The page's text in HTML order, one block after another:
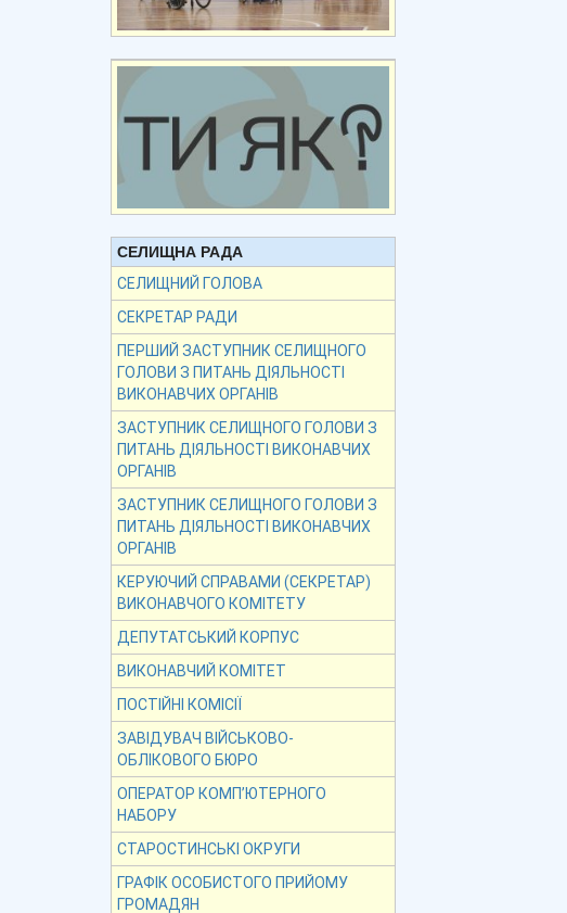
СЕЛИЩНА РАДА
СЕЛИЩНИЙ ГОЛОВА
СЕКРЕТАР РАДИ
ПЕРШИЙ ЗАСТУПНИК СЕЛИЩНОГО
ГОЛОВИ З ПИТАНЬ ДІЯЛЬНОСТІ
ВИКОНАВЧИХ ОРГАНІВ
ЗАСТУПНИК СЕЛИЩНОГО ГОЛОВИ З
ПИТАНЬ ДІЯЛЬНОСТІ ВИКОНАВЧИХ
ОРГАНІВ
ЗАСТУПНИК СЕЛИЩНОГО ГОЛОВИ З
ПИТАНЬ ДІЯЛЬНОСТІ ВИКОНАВЧИХ
ОРГАНІВ
КЕРУЮЧИЙ СПРАВАМИ (СЕКРЕТАР)
ВИКОНАВЧОГО КОМІТЕТУ
ДЕПУТАТСЬКИЙ КОРПУС
ВИКОНАВЧИЙ КОМІТЕТ
ПОСТІЙНІ КОМІСІЇ
ЗАВІДУВАЧ ВІЙСЬКОВО-
ОБЛІКОВОГО БЮРО
ОПЕРАТОР КОМП’ЮТЕРНОГО
НАБОРУ
СТАРОСТИНСЬКІ ОКРУГИ
ГРАФІК ОСОБИСТОГО ПРИЙОМУ
ГРОМАДЯН